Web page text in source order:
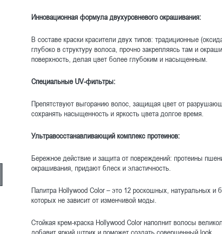
Инновационная формула двухуровневого окрашивания:
В составе краски красители двух типов: традиционные
глубоко в структуру волоса, прочно закрепляясь там и
поверхность, делая цвет более глубоким и насыщенным.
Специальные UV-фильтры:
Препятствуют выгоранию волос, защищая цвет от
сохранять насыщенность и яркость цвета долгое время.
Ультравосстанавливающий комплекс протеинов:
Бережное действие и защита от повреждений: протеины
окрашивания, придают блеск и эластичность.
Палитра Hollywood Color – это 12 роскошных, натуральных и
которых не зависит от изменчивой моды.
Стойкая крем-краска Hollywood Color наполнит волосы
добавит яркий штрих и поможет создать совершенный look.